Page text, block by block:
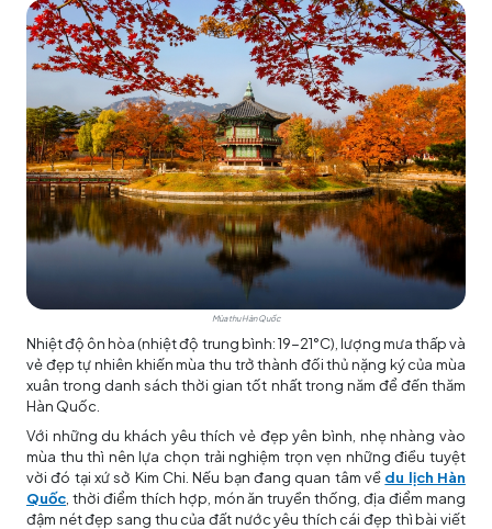
Mùa thu Hàn Quốc
Nhiệt độ ôn hòa (nhiệt độ trung bình: 19-21°C), lượng mưa thấp và
vẻ đẹp tự nhiên khiến mùa thu trở thành đối thủ nặng ký của mùa
xuân trong danh sách thời gian tốt nhất trong năm để đến thăm
Hàn Quốc.
Với những du khách yêu thích vẻ đẹp yên bình, nhẹ nhàng vào
mùa thu thì nên lựa chọn trải nghiệm trọn vẹn những điều tuyệt
vời đó tại xứ sở Kim Chi. Nếu bạn đang quan tâm về du lịch Hàn
Quốc , thời điểm thích hợp, món ăn truyền thống, địa điểm mang
đậm nét đẹp sang thu của đất nước yêu thích cái đẹp thì bài viết